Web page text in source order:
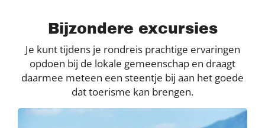
Bijzondere excursies
Je kunt tijdens je rondreis prachtige ervaringen
opdoen bij de lokale gemeenschap en draagt
daarmee meteen een steentje bij aan het goede
dat toerisme kan brengen.